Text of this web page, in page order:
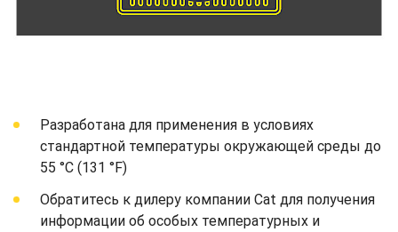
Разработана для применения в условиях
стандартной температуры окружающей среды до
55 °C (131 °F)
Обратитесь к дилеру компании Cat для получения
информации об особых температурных и